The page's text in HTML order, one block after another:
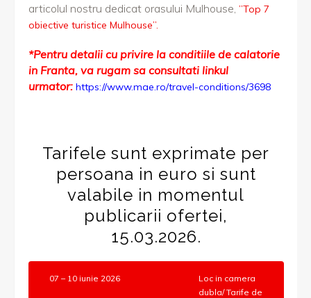
articolul nostru dedicat orasului Mulhouse, ”Top 7
obiective turistice Mulhouse”.
*Pentru detalii cu privire la conditiile de calatorie
in Franta, va rugam sa consultati linkul
urmator: https://www.mae.ro/travel-conditions/3698
Tarifele sunt exprimate per
persoana in euro si sunt
valabile in momentul
publicarii ofertei,
15.03.2026.
07 – 10 iunie 2026
Loc in camera
dubla/ Tarife de